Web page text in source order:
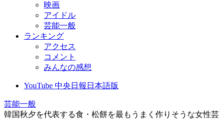
映画
アイドル
芸能一般
ランキング
アクセス
コメント
みんなの感想
YouTube 中央日報日本語版
芸能一般
韓国秋夕を代表する食・松餅を最もうまく作りそうな女性芸